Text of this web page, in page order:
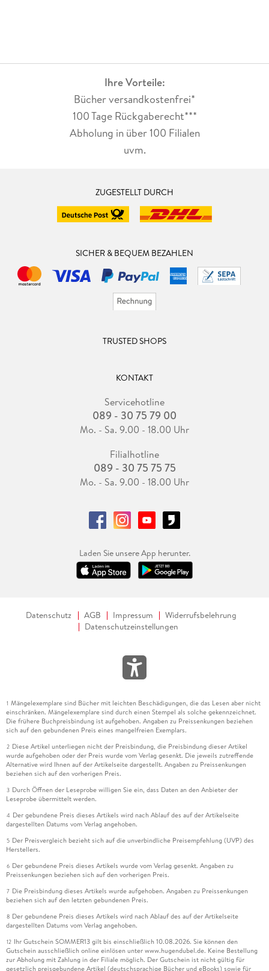
Ihre Vorteile:
Bücher versandkostenfrei*
100 Tage Rückgaberecht***
Abholung in über 100 Filialen
uvm.
ZUGESTELLT DURCH
SICHER & BEQUEM BEZAHLEN
TRUSTED SHOPS
KONTAKT
Servicehotline
089 - 30 75 79 00
Mo. - Sa. 9.00 - 18.00 Uhr
Filialhotline
089 - 30 75 75 75
Mo. - Sa. 9.00 - 18.00 Uhr
Laden Sie unsere App herunter.
Datenschutz AGB Impressum
Widerrufsbelehrung
Datenschutzeinstellungen
1 Mängelexemplare sind Bücher mit leichten Beschädigungen, die das Lesen aber nicht
einschränken. Mängelexemplare sind durch einen Stempel als solche gekennzeichnet.
Die frühere Buchpreisbindung ist aufgehoben. Angaben zu Preissenkungen beziehen
sich auf den gebundenen Preis eines mangelfreien Exemplars.
2 Diese Artikel unterliegen nicht der Preisbindung, die Preisbindung dieser Artikel
wurde aufgehoben oder der Preis wurde vom Verlag gesenkt. Die jeweils zutreffende
Alternative wird Ihnen auf der Artikelseite dargestellt. Angaben zu Preissenkungen
beziehen sich auf den vorherigen Preis.
3 Durch Öffnen der Leseprobe willigen Sie ein, dass Daten an den Anbieter der
Leseprobe übermittelt werden.
4 Der gebundene Preis dieses Artikels wird nach Ablauf des auf der Artikelseite
dargestellten Datums vom Verlag angehoben.
5 Der Preisvergleich bezieht sich auf die unverbindliche Preisempfehlung (UVP) des
Herstellers.
6 Der gebundene Preis dieses Artikels wurde vom Verlag gesenkt. Angaben zu
Preissenkungen beziehen sich auf den vorherigen Preis.
7 Die Preisbindung dieses Artikels wurde aufgehoben. Angaben zu Preissenkungen
beziehen sich auf den letzten gebundenen Preis.
8 Der gebundene Preis dieses Artikels wird nach Ablauf des auf der Artikelseite
dargestellten Datums vom Verlag angehoben.
12 Ihr Gutschein SOMMER13 gilt bis einschließlich 10.08.2026. Sie können den
Gutschein ausschließlich online einlösen unter www.hugendubel.de. Keine Bestellung
zur Abholung mit Zahlung in der Filiale möglich. Der Gutschein ist nicht gültig für
gesetzlich preisgebundene Artikel (deutschsprachige Bücher und eBooks) sowie für